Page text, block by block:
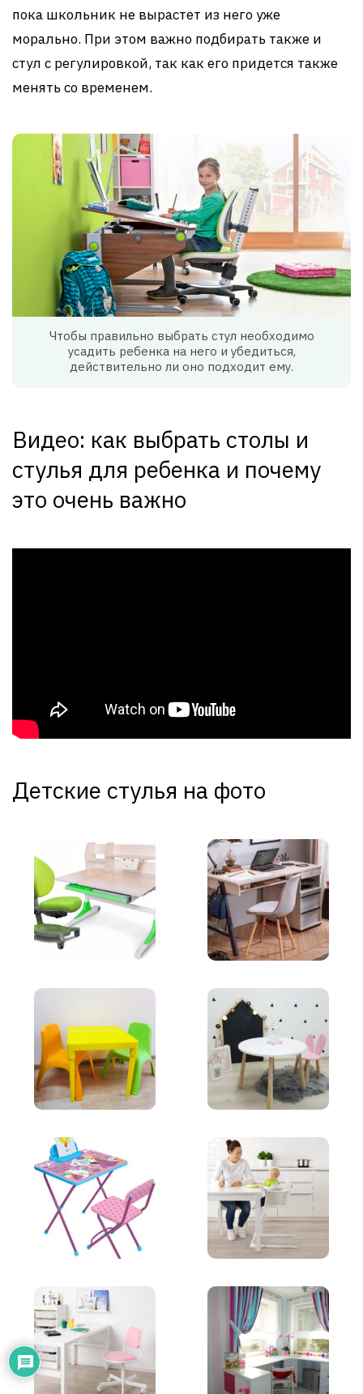
пока школьник не вырастет из него уже
морально. При этом важно подбирать также и
стул с регулировкой, так как его придется также
менять со временем.
Чтобы правильно выбрать стул необходимо
усадить ребенка на него и убедиться,
действительно ли оно подходит ему.
Видео: как выбрать столы и
стулья для ребенка и почему
это очень важно
Детские стулья на фото